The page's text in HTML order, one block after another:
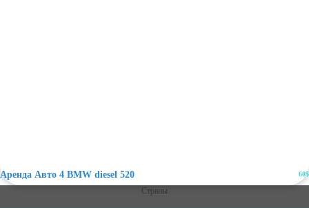
Аренда Авто 4 BMW diesel 520 60$
Страны